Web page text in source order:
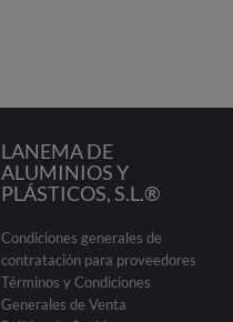
LANEMA DE
ALUMINIOS Y
PLÁSTICOS, S.L.®
Condiciones generales de
contratación para proveedores
Términos y Condiciones
Generales de Venta